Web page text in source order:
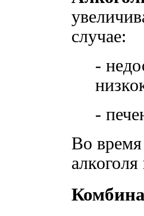
случае:
-
-
Во время